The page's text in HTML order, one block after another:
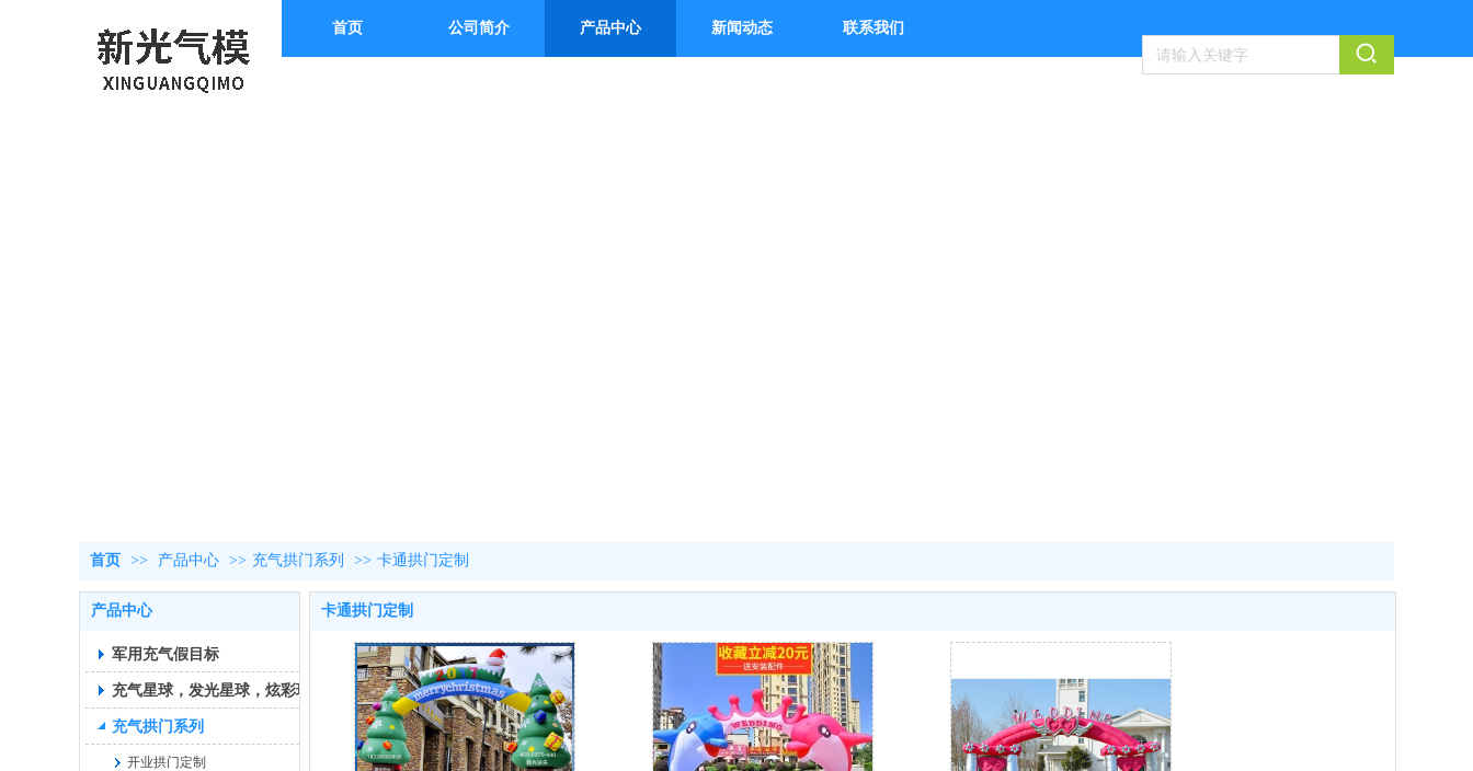
首页 公司简介 产品中心 新闻动态 联系我们
首页 >> 产品中心 >> 充气拱门系列 >> 卡通拱门定制
产品中心
军用充气假目标
充气星球，发光星球，炫彩球
充气拱门系列
开业拱门定制
卡通拱门定制